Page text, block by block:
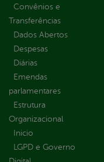
Convênios e
Transferências
Dados Abertos
Despesas
Diárias
Emendas
parlamentares
Estrutura
Organizacional
Inicio
LGPD e Governo